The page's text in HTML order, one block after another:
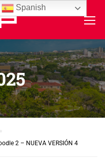
2 – NUEVA VERSIÓN 4
Spanish